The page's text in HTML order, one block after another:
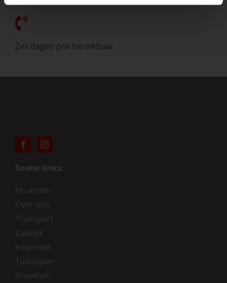
Zes dagen p/w bereikbaar
Snelle links:
Hovenier
Over ons
Transport
Zakelijk
Inspiratie
Tuinstijlen
Showtuin